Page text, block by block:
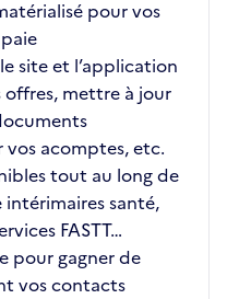
pour vos
site et l’application
mettre à jour
acomptes, etc.
tout au long de
santé,
FASTT…
pour gagner de
vos contacts